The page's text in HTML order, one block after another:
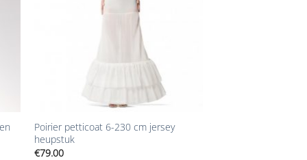
Poirier petticoat 6-230 cm jersey
heupstuk
€79.00